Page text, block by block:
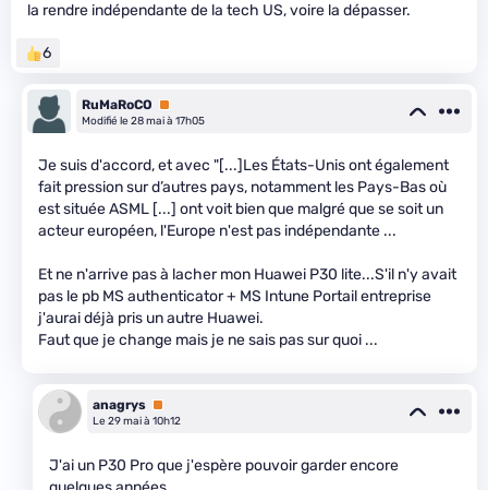
la rendre indépendante de la tech US, voire la dépasser.
6
RuMaRoCO
Premium
Modifié le 28 mai à 17h05
Je suis d'accord, et avec "[...]Les États-Unis ont également
fait pression sur d’autres pays, notamment les Pays-Bas où
est située ASML [...] ont voit bien que malgré que se soit un
acteur européen, l'Europe n'est pas indépendante ...
Et ne n'arrive pas à lacher mon Huawei P30 lite...S'il n'y avait
pas le pb MS authenticator + MS Intune Portail entreprise
j'aurai déjà pris un autre Huawei.
Faut que je change mais je ne sais pas sur quoi ...
anagrys Premium
Le 29 mai à 10h12
J'ai un P30 Pro que j'espère pouvoir garder encore